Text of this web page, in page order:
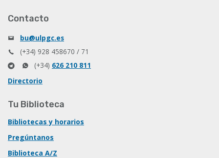
Contacto
bu@ulpgc.es
(+34) 928 458670 / 71
(+34) 626 210 811
Directorio
Tu Biblioteca
Bibliotecas y horarios
Pregúntanos
Biblioteca A/Z